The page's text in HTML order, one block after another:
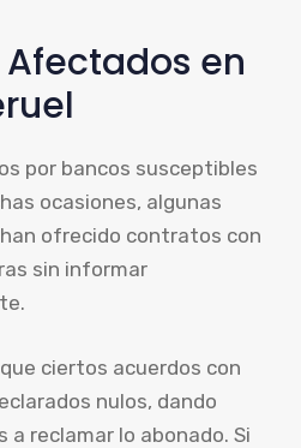
en
por bancos susceptibles
ocasiones, algunas
ofrecido contratos con
sin informar
ciertos acuerdos con
nulos, dando
a reclamar lo abonado. Si